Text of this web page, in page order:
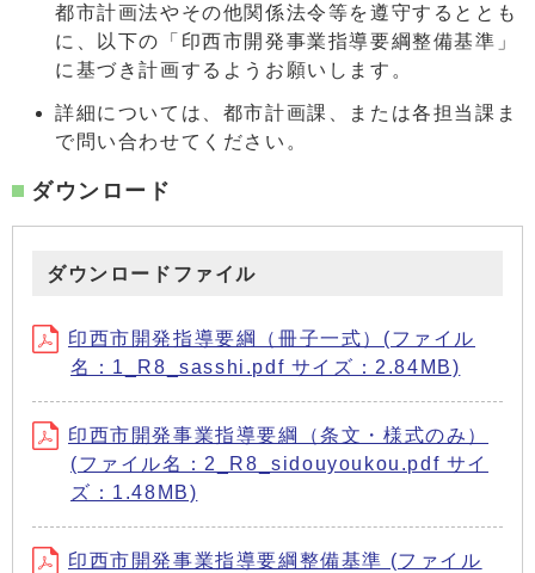
都市計画法やその他関係法令等を遵守するととも
に、以下の「印西市開発事業指導要綱整備基準」
に基づき計画するようお願いします。
詳細については、都市計画課、または各担当課ま
で問い合わせてください。
ダウンロード
ダウンロードファイル
印西市開発指導要綱（冊子一式）(ファイル
名：1_R8_sasshi.pdf サイズ：2.84MB)
印西市開発事業指導要綱（条文・様式のみ）
(ファイル名：2_R8_sidouyoukou.pdf サイ
ズ：1.48MB)
印西市開発事業指導要綱整備基準 (ファイル